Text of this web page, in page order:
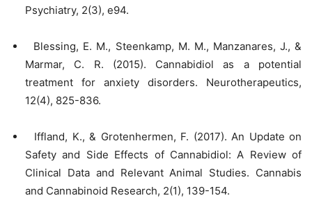
Psychiatry, 2(3), e94.
Blessing, E. M., Steenkamp, M. M., Manzanares, J., &
Marmar, C. R. (2015). Cannabidiol as a potential
treatment for anxiety disorders. Neurotherapeutics,
12(4), 825-836.
Iffland, K., & Grotenhermen, F. (2017). An Update on
Safety and Side Effects of Cannabidiol: A Review of
Clinical Data and Relevant Animal Studies. Cannabis
and Cannabinoid Research, 2(1), 139-154.